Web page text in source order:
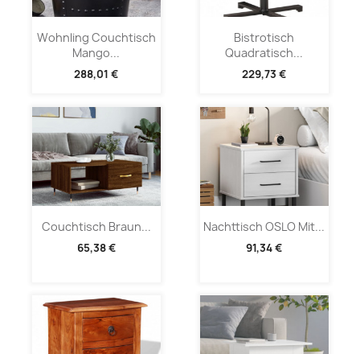
Wohnling Couchtisch
Mango...
288,01 €
Bistrotisch
Quadratisch...
229,73 €
Couchtisch Braun...
65,38 €
Nachttisch OSLO Mit...
91,34 €